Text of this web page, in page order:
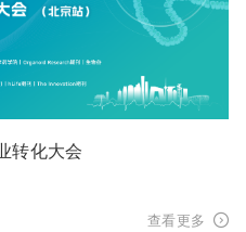
转化大会
查看更多